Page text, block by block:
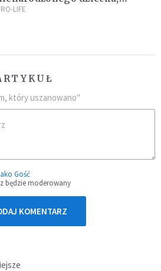
ryzykowną
LIFE
który uszanowano"
Gość
będzie moderowany
KOMENTARZ